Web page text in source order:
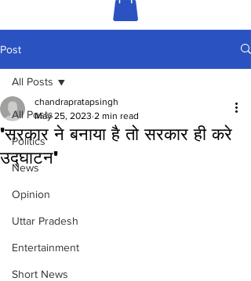
Post
All Posts
Politics
News
Opinion
Uttar Pradesh
Entertainment
Short News
All Posts
'सरकार ने बनाया है तो सरकार ही करे
उद्घाटन'
chandrapratapsingh
May 25, 2023 2 min read